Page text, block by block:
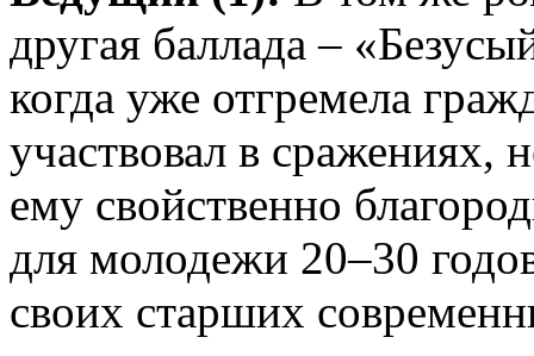
другая баллада –
когда уже отгремела
участвовал в сражениях,
ему свойственно
для молодежи 20–30
своих старших